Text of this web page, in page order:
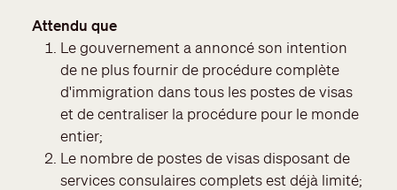
Attendu que
Le gouvernement a annoncé son intention
de ne plus fournir de procédure complète
d'immigration dans tous les postes de visas
et de centraliser la procédure pour le monde
entier;
Le nombre de postes de visas disposant de
services consulaires complets est déjà limité;